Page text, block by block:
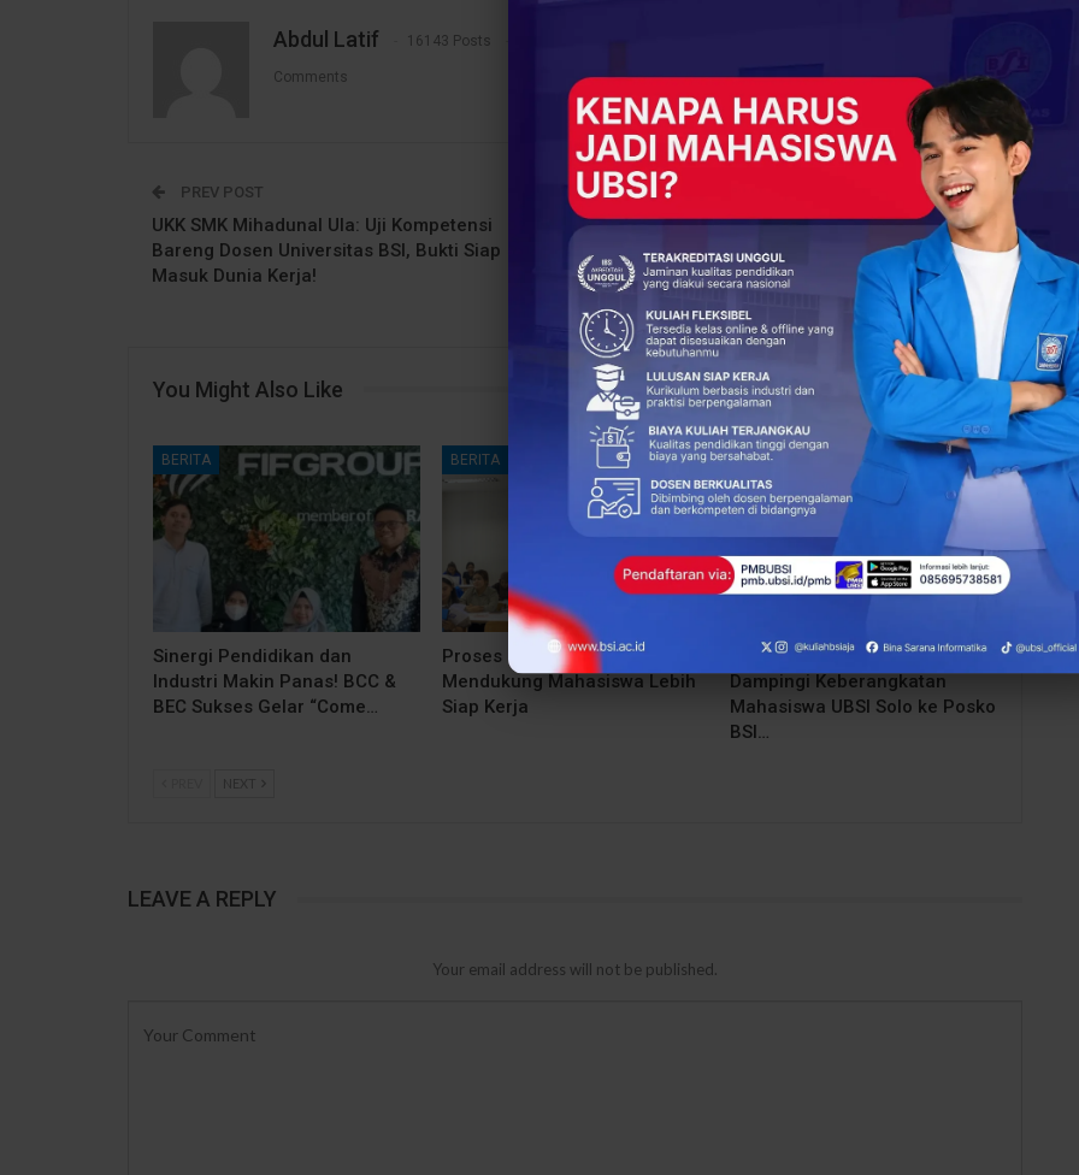
Abdul Latif 16143 Posts
Comments
PREV POST
UKK SMK Mihadunal Ula: Uji Kompetensi
Bareng Dosen Universitas BSI, Bukti Siap
Masuk Dunia Kerja!
NEXT POST
Belajar dari Sang Juara! UBSI Sambangi
UNHAS Demi Cetak Mahasiswa Berprestasi
Nasional
You Might Also Like More From Author
BERITA
Sinergi Pendidikan dan
Industri Makin Panas! BCC &
BEC Sukses Gelar “Come…
BERITA
Proses Belajar di UBSI yang
Mendukung Mahasiswa Lebih
Siap Kerja
BERITA
Dosen Pembimbing Lapangan
Dampingi Keberangkatan
Mahasiswa UBSI Solo ke Posko
BSI…
NEXT
LEAVE A REPLY
Your email address will not be published.